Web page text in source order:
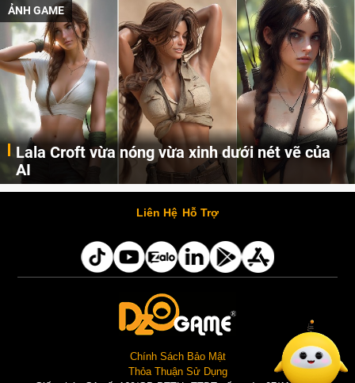
ẢNH GAME
Lala Croft vừa nóng vừa xinh dưới nét vẽ của
AI
Cùng đến với những hình ảnh Lala Croft của Tomb Raider dưới nét vẽ của AI. Một cô nàng xinh đẹp, nóng bỏng nhưng cũng rắn rỏi và mạnh mẽ.
Liên Hệ Hỗ Trợ
Chính Sách Bảo Mật
Thỏa Thuận Sử Dụng